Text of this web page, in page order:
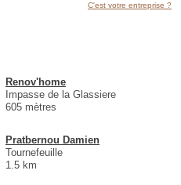
C'est votre entreprise ?
Renov'home
Impasse de la Glassiere
605 mètres
Pratbernou Damien
Tournefeuille
1.5 km